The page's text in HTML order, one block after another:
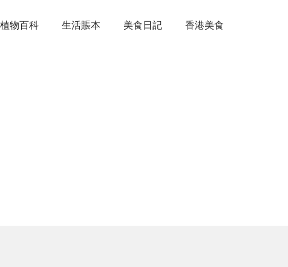
植物百科 生活賬本 美食日記 香港美食